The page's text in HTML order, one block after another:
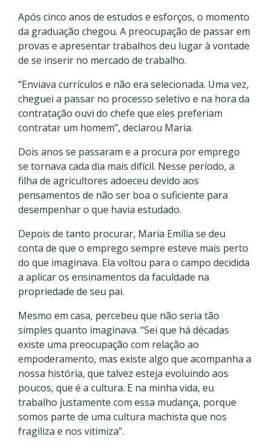
Após cinco anos de estudos e esforços, o momento
da graduação chegou. A preocupação de passar em
provas e apresentar trabalhos deu lugar à vontade
de se inserir no mercado de trabalho.
“Enviava currículos e não era selecionada. Uma vez,
cheguei a passar no processo seletivo e na hora da
contratação ouvi do chefe que eles preferiam
contratar um homem”, declarou Maria.
Dois anos se passaram e a procura por emprego
se tornava cada dia mais difícil. Nesse período, a
filha de agricultores adoeceu devido aos
pensamentos de não ser boa o suficiente para
desempenhar o que havia estudado.
Depois de tanto procurar, Maria Emília se deu
conta de que o emprego sempre esteve mais perto
do que imaginava. Ela voltou para o campo decidida
a aplicar os ensinamentos da faculdade na
propriedade de seu pai.
Mesmo em casa, percebeu que não seria tão
simples quanto imaginava. “Sei que há décadas
existe uma preocupação com relação ao
empoderamento, mas existe algo que acompanha a
nossa história, que talvez esteja evoluindo aos
poucos, que é a cultura. E na minha vida, eu
trabalho justamente com essa mudança, porque
somos parte de uma cultura machista que nos
fragiliza e nos vitimiza”.